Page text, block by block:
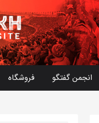
انجمن گفتگو فروشگاه